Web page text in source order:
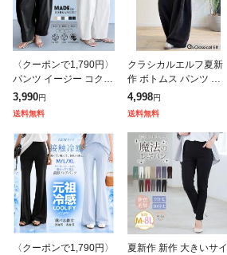
〈クーポンで1,790円〉
パンツ イージー コクー
ンパンツ レディース ボ
トム 速乾 UVカット パ
ンツ カーブパンツ ワイ
ドパ
3,990円
送料無料
クラシカルエルフ夏新
作 ボトムス パンツ レ
ディース カーブパンツ
ワイドパンツ サッカー
素材 涼やか リラックス
ストレスフリ
4,998円
送料無料
〈クーポンで1,790円〉
夏新作 新作 大きいサイ